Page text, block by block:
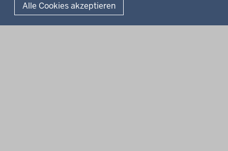
Alle Cookies akzeptieren